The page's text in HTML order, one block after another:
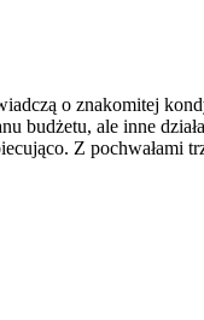
o znakomitej
budżetu, ale inne
Z pochwałami